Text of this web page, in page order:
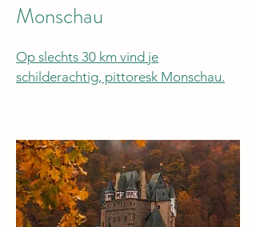
Monschau
Op slechts 30 km vind je
schilderachtig, pittoresk Monschau.